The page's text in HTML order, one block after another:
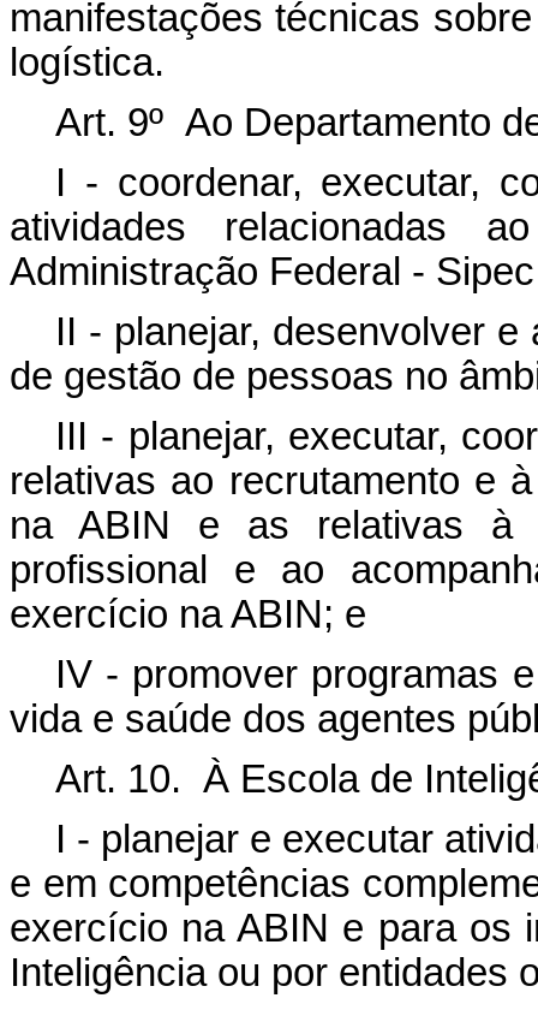
manifestações técnicas
logística.
Art. 9º Ao Departamento
I - coordenar, executar,
atividades relacionadas
Administração Federal -
II - planejar, desenvolver
de gestão de pessoas no
III - planejar, executar,
relativas ao recrutamento e
na ABIN e as relativas à
profissional e ao
exercício na ABIN; e
IV - promover programas
vida e saúde dos agentes
Art. 10. À Escola de
I - planejar e executar
e em competências
exercício na ABIN e para os
Inteligência ou por entidades